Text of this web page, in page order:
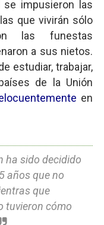
impusieron las
que vivirán sólo
las funestas
a sus nietos.
estudiar, trabajar,
de la Unión
en
ha sido decidido
años que no
que
tuvieron cómo